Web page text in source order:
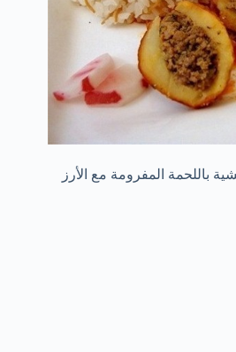
باللحمة المفرومة مع الأرز